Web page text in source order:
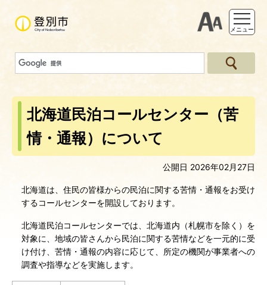
支援ツー
メニュー
北海道民泊コールセンター（苦
情・通報）について
公開日 2026年02月27日
北海道は、住民の皆様からの民泊に関する苦情・通報をお受け
するコールセンターを開設しております。
北海道民泊コールセンターでは、北海道内（札幌市を除く）を
対象に、地域の皆さんから民泊に関する苦情などを一元的に受
け付け、苦情・通報の内容に応じて、所定の機関が事業者への
調査や指導などを実施します。